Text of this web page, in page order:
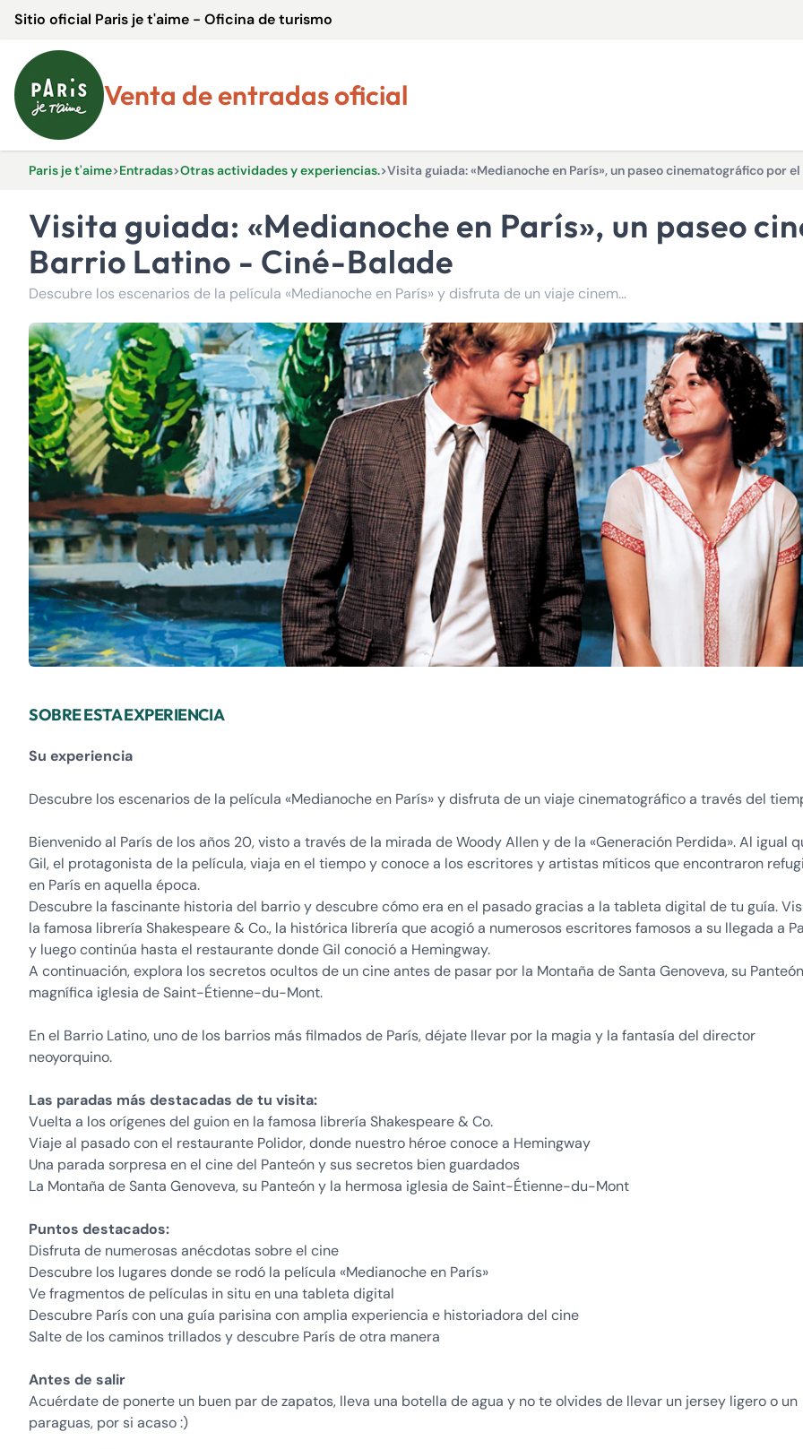
Sitio oficial Paris je t'aime - Oficina de turismo
Venta de entradas oficial
Paris je t'aime>Entradas>Otras actividades y experiencias.>Visita guiada: «Medianoche en París», un paseo cinematográfico por
Visita guiada: «Medianoche en París», un paseo cinematográfico por el
Barrio Latino - Ciné-Balade
Descubre los escenarios de la película «Medianoche en París» y disfruta de un viaje cinematográfico a través del tiempo
SOBRE ESTA EXPERIENCIA
Su experiencia
Descubre los escenarios de la película «Medianoche en París» y disfruta de un viaje cinematográfico a través del
Bienvenido al París de los años 20, visto a través de la mirada de Woody Allen y de la «Generación Perdida». Al igual
Gil, el protagonista de la película, viaja en el tiempo y conoce a los escritores y artistas míticos que encontraron
en París en aquella época.
Descubre la fascinante historia del barrio y descubre cómo era en el pasado gracias a la tableta digital de tu guía.
la famosa librería Shakespeare & Co., la histórica librería que acogió a numerosos escritores famosos a su llegada a
y luego continúa hasta el restaurante donde Gil conoció a Hemingway.
A continuación, explora los secretos ocultos de un cine antes de pasar por la Montaña de Santa Genoveva, su
magnífica iglesia de Saint-Étienne-du-Mont.
En el Barrio Latino, uno de los barrios más filmados de París, déjate llevar por la magia y la fantasía del director
neoyorquino.
Las paradas más destacadas de tu visita:
Vuelta a los orígenes del guion en la famosa librería Shakespeare & Co.
Viaje al pasado con el restaurante Polidor, donde nuestro héroe conoce a Hemingway
Una parada sorpresa en el cine del Panteón y sus secretos bien guardados
La Montaña de Santa Genoveva, su Panteón y la hermosa iglesia de Saint-Étienne-du-Mont
Puntos destacados:
Disfruta de numerosas anécdotas sobre el cine
Descubre los lugares donde se rodó la película «Medianoche en París»
Ve fragmentos de películas in situ en una tableta digital
Descubre París con una guía parisina con amplia experiencia e historiadora del cine
Salte de los caminos trillados y descubre París de otra manera
Antes de salir
Acuérdate de ponerte un buen par de zapatos, lleva una botella de agua y no te olvides de llevar un jersey ligero o un
paraguas, por si acaso :)